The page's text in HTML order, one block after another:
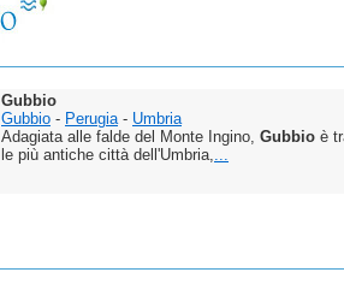
Gubbio
Gubbio - Perugia- Umbria
Adagiata alle falde del Monte Ingino, Gubbio è
le più antiche città dell'Umbria,...